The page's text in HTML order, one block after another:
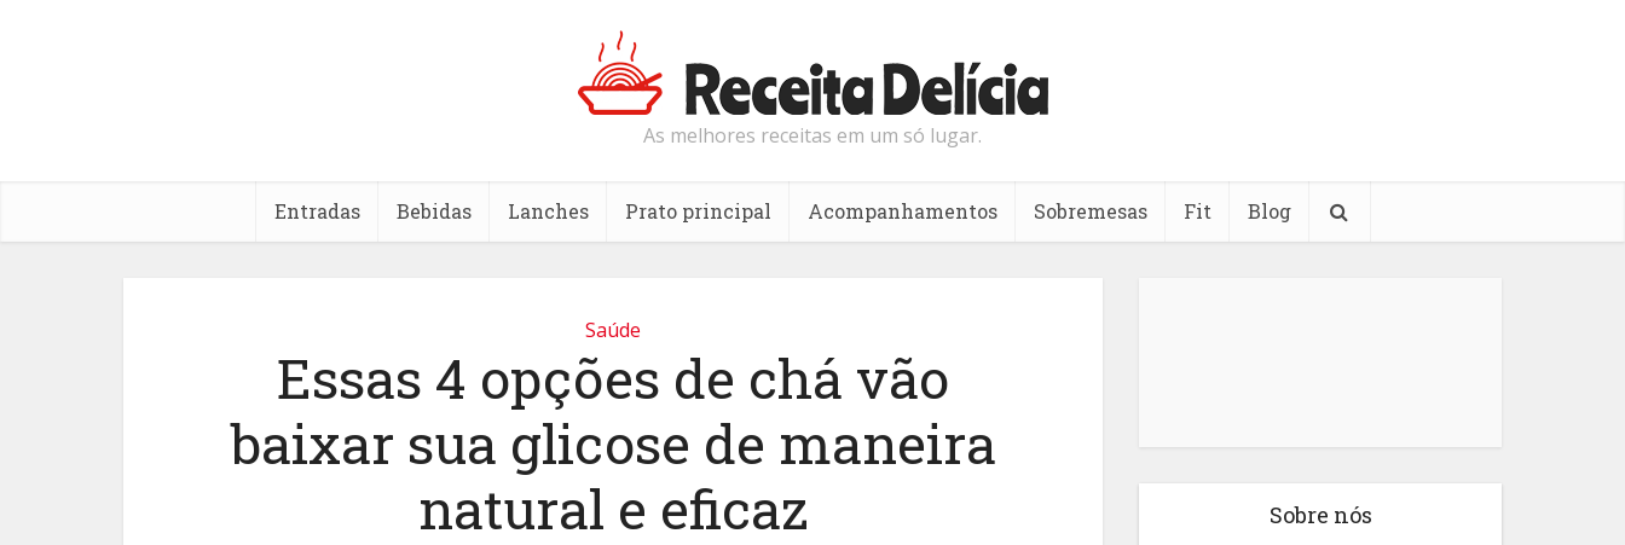
As melhores receitas em um só lugar.
Entradas Bebidas Lanches Prato principal Acompanhamentos Sobremesas Fit Blog
Saúde
Essas 4 opções de chá vão
baixar sua glicose de maneira
natural e eficaz
Sobre nós